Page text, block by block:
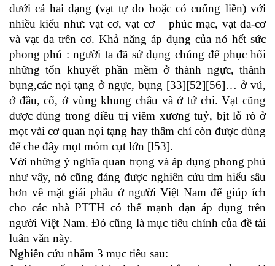
dưới cả hai dạng (vạt tự do hoặc có cuống liền) với
nhiều kiểu như: vạt cơ, vạt cơ – phúc mạc, vạt da-cơ
và vạt da trên cơ. Khả năng áp dụng của nó hết sức
phong phú : người ta đã sử dụng chúng để phục hổi
những tổn khuyết phần mềm ở thành ngực, thành
bụng,các nọi tạng ở ngực, bụng [33][52][56]… ở vú,
ở đầu, cổ, ở vùng khung châu và ở tứ chi. Vạt cũng
được dùng trong điều trị viêm xương tuỷ, bịt lỗ rò ở
mọt vài cơ quan nọi tạng hay thâm chí còn được dùng
để che đây mọt mỏm cụt lớn [l53].
Với những ý nghĩa quan trọng và áp dụng phong phú
như vây, nó cũng đáng được nghiên cứu tìm hiểu sâu
hơn về mặt giải phẫu ở người Việt Nam để giúp ích
cho các nhà PTTH có thể mạnh dạn áp dụng trên
người Việt Nam. Đó cũng là mục tiêu chính của đề tài
luân văn này.
Nghiên cứu nhằm 3 mục tiêu sau: